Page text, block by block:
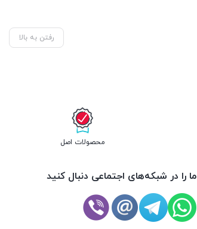
رفتن به بالا
محصولات اصل
ما را در شبکه‌های اجتماعی دنبال کنید